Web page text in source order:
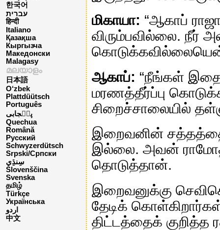
한국어
עברית
हिन्दी
Italiano
Қазақша
Кыргызча
Македонски
Malagasy
മലയാളം
日本語
O‘zbek
Plattdüütsch
Português
پن٘جابی
Quechua
Română
Русский
Schwyzerdütsch
Srpski/Српски
Slovenščina
Svenska
தமிழ்
Türkçe
Українська
اردو
中文
மிகாயா: “ஆகாப்
விரும்பவில்லை. நீர்
ஆகாப்: “நீங்கள்
மரணத்தீர்ப்பு
சிறைச்சாலையில்
இறைவனின்
இல்லை. அவன்
தொடுத்தான்.
இறைவனுக்கு
தேடிக்
திட்டத்தைக்